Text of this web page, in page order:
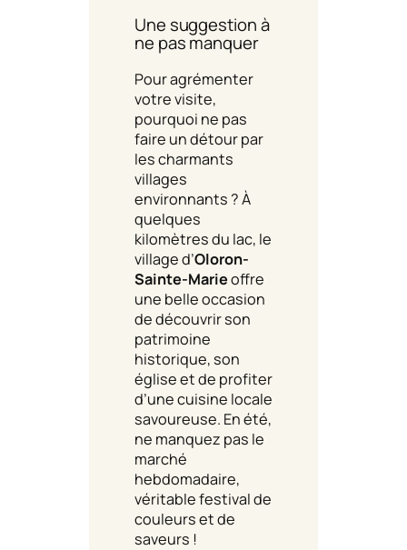
Une suggestion à
ne pas manquer
Pour agrémenter
votre visite,
pourquoi ne pas
faire un détour par
les charmants
villages
environnants ? À
quelques
kilomètres du lac, le
village d’Oloron-
Sainte-Marieoffre
une belle occasion
de découvrir son
patrimoine
historique, son
église et de profiter
d’une cuisine locale
savoureuse. En été,
ne manquez pas le
marché
hebdomadaire,
véritable festival de
couleurs et de
saveurs !